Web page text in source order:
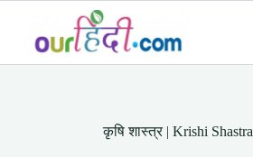
content
कृषि शास्त्र | Krishi Shastra